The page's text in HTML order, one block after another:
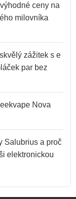
ceny na
milovníka
zážitek s e
par bez
Nova
Salubrius a proč
elektronickou